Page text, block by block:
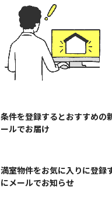
条件を登録するとおすすめの
ールでお届け
満室物件をお気に入りに登録
にメールでお知らせ